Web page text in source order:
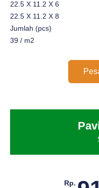
22.5 X 11.2 X 6
22.5 X 11.2 X 8
Jumlah (pcs)
39 / m2
Rp.